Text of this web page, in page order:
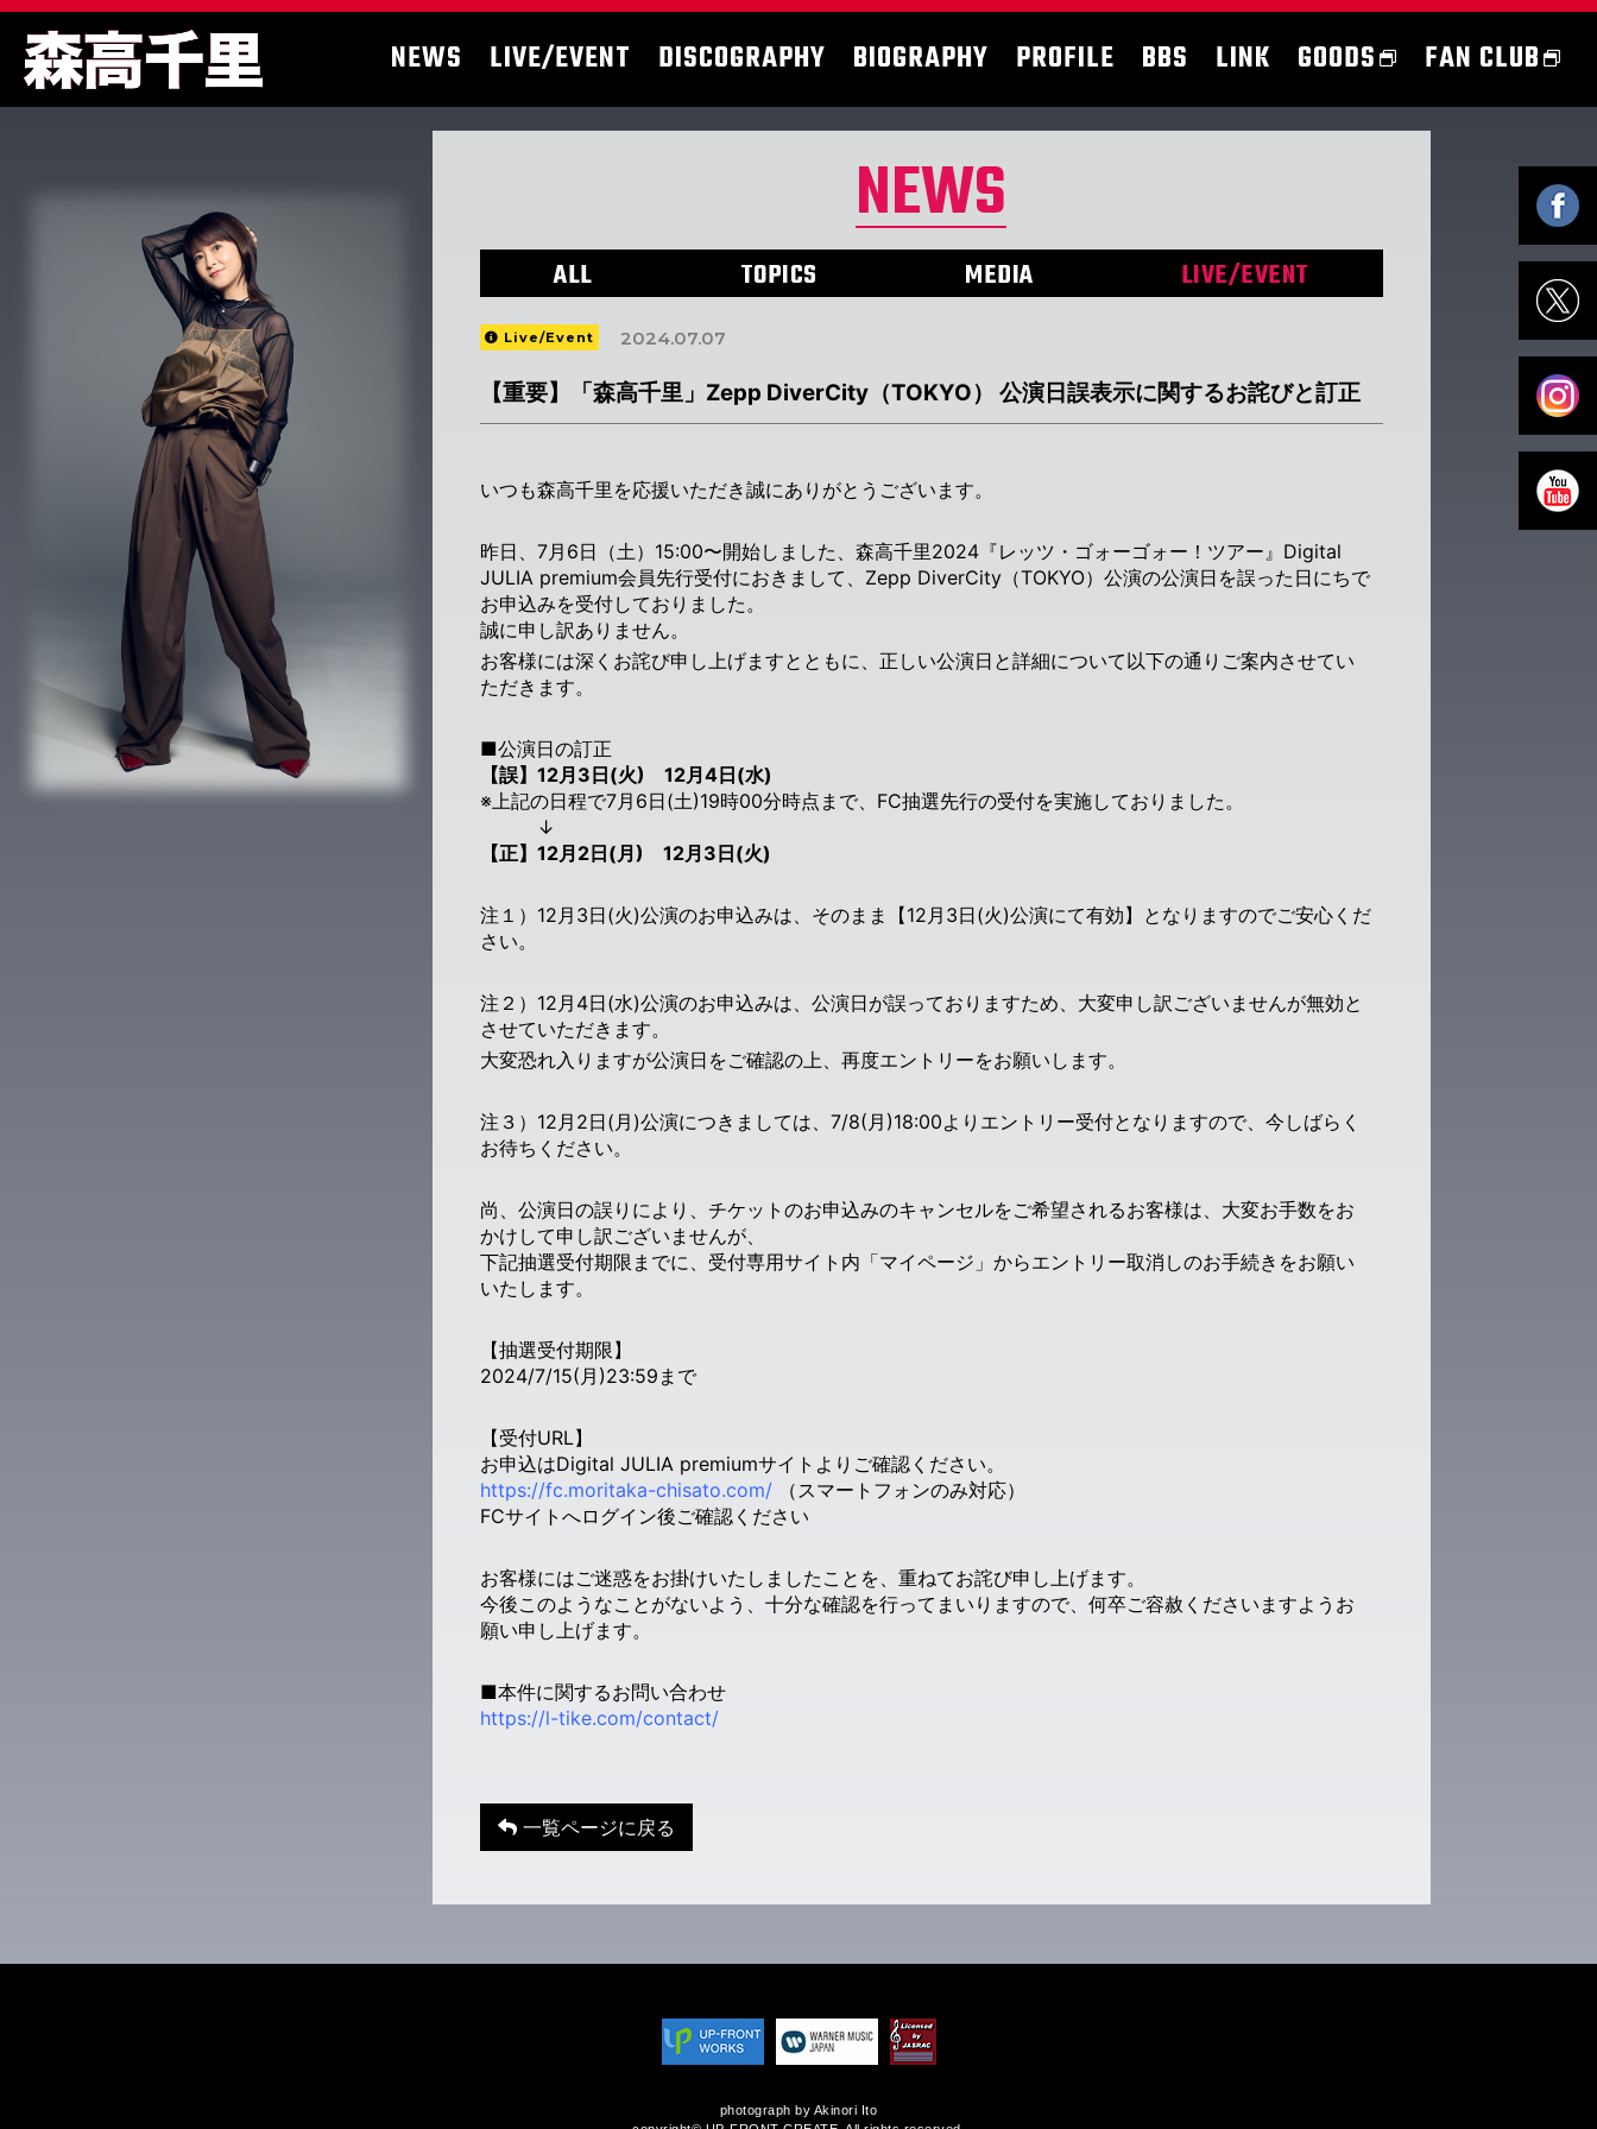
NEWS LIVE/EVENT DISCOGRAPHY BIOGRAPHY PROFILE BBS LINK GOODS FAN CLUB
NEWS
ALL TOPICS MEDIA LIVE/EVENT
Live/Event 2024.07.07
【重要】「森高千里」Zepp DiverCity（TOKYO） 公演日誤表示に関するお詫びと訂正
いつも森高千里を応援いただき誠にありがとうございます。
昨日、7月6日（土）15:00〜開始しました、森高千里2024『レッツ・ゴォーゴォー！ツアー』Digital
JULIA premium会員先行受付におきまして、Zepp DiverCity（TOKYO）公演の公演日を誤った日にちで
お申込みを受付しておりました。
誠に申し訳ありません。
お客様には深くお詫び申し上げますとともに、正しい公演日と詳細について以下の通りご案内させてい
ただきます。
■公演日の訂正
【誤】12月3日(火) 12月4日(水)
※上記の日程で7月6日(土)19時00分時点まで、FC抽選先行の受付を実施しておりました。
↓
【正】12月2日(月) 12月3日(火)
注１）12月3日(火)公演のお申込みは、そのまま【12月3日(火)公演にて有効】となりますのでご安心くだ
さい。
注２）12月4日(水)公演のお申込みは、公演日が誤っておりますため、大変申し訳ございませんが無効と
させていただきます。
大変恐れ入りますが公演日をご確認の上、再度エントリーをお願いします。
注３）12月2日(月)公演につきましては、7/8(月)18:00よりエントリー受付となりますので、今しばらく
お待ちください。
尚、公演日の誤りにより、チケットのお申込みのキャンセルをご希望されるお客様は、大変お手数をお
かけして申し訳ございませんが、
下記抽選受付期限までに、受付専用サイト内「マイページ」からエントリー取消しのお手続きをお願い
いたします。
【抽選受付期限】
2024/7/15(月)23:59まで
【受付URL】
お申込はDigital JULIA premiumサイトよりご確認ください。
https://fc.moritaka-chisato.com/
（スマートフォンのみ対応）
FCサイトへログイン後ご確認ください
お客様にはご迷惑をお掛けいたしましたことを、重ねてお詫び申し上げます。
今後このようなことがないよう、十分な確認を行ってまいりますので、何卒ご容赦くださいますようお
願い申し上げます。
■本件に関するお問い合わせ
https://l-tike.com/contact/
一覧ページに戻る
photograph by Akinori Ito